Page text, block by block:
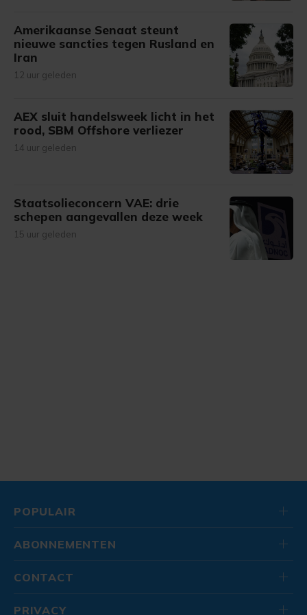
Amerikaanse Senaat steunt
nieuwe sancties tegen Rusland en
Iran
12 uur geleden
AEX sluit handelsweek licht in het
rood, SBM Offshore verliezer
14 uur geleden
Staatsolieconcern VAE: drie
schepen aangevallen deze week
15 uur geleden
POPULAIR
ABONNEMENTEN
CONTACT
PRIVACY